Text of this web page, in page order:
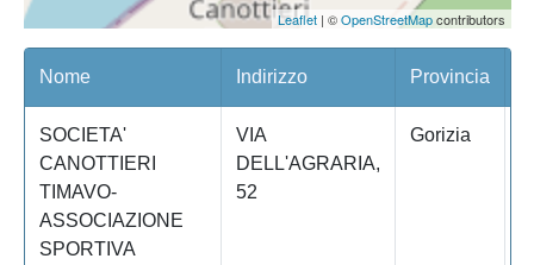
Leaflet| ©OpenStreetMapcontributors
Nome Indirizzo Provincia
SOCIETA'
CANOTTIERI
TIMAVO-
ASSOCIAZIONE
SPORTIVA
VIA
DELL'AGRARIA,
52
Gorizia